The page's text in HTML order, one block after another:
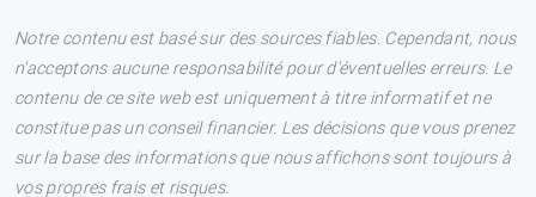
Notre contenu est basé sur des sources fiables. Cependant, nous
n'acceptons aucune responsabilité pour d'éventuelles erreurs. Le
contenu de ce site web est uniquement à titre informatif et ne
constitue pas un conseil financier. Les décisions que vous prenez
sur la base des informations que nous affichons sont toujours à
vos propres frais et risques.